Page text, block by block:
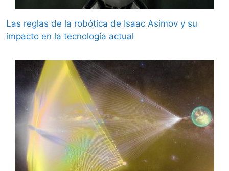
Las reglas de la robótica de Isaac Asimov y su
impacto en la tecnología actual